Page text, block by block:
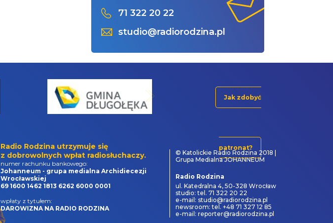
71 322 20 22
studio@radiorodzina.pl
Jak zdobyć
patronat?
Radio Rodzina utrzymuje się
z dobrowolnych wpłat radiosłuchaczy.
numer rachunku bankowego:
Johanneum - grupa medialna Archidiecezji
Wrocławskiej
69 1600 1462 1813 6262 6000 0001
wpłaty z tytułem:
DAROWIZNA NA RADIO RODZINA
© Katolickie Radio Rodzina 2018 |
Grupa Medialna JOHANNEUM
Radio Rodzina
ul. Katedralna 4, 50-328 Wrocław
studio: tel. 71 322 20 22
e-mail: studio@radiorodzina.pl
newsroom: tel. +48 71 327 12 85
e-mail: reporter@radiorodzina.pl